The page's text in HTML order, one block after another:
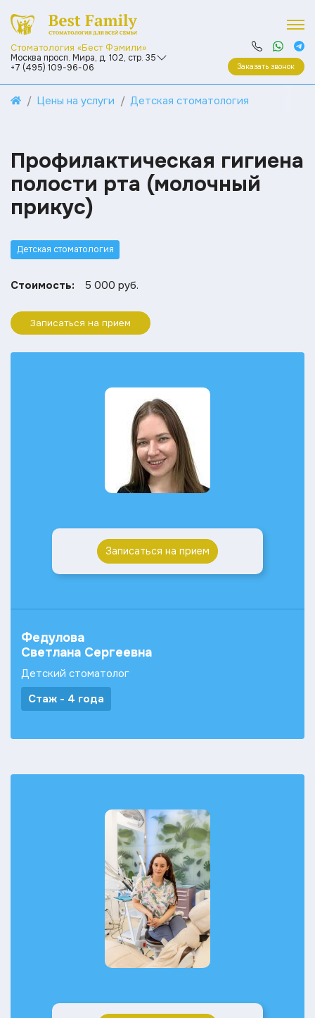
Стоматология «Бест Фэмили»
Москва просп. Мира, д. 102, стр. 35
+7 (495) 109-96-06
Заказать звонок
Цены на услуги Детская стоматология
Профилактическая гигиена
полости рта (молочный
прикус)
Детская стоматология
Стоимость: 5 000 руб.
Записаться на прием
Записаться на прием
Федулова
Светлана Сергеевна
Детский стоматолог
Стаж - 4 года